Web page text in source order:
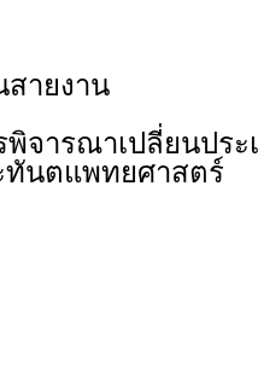
ายงาน
จารณาเปลี่ยนประ
นตแพทยศาสตร์